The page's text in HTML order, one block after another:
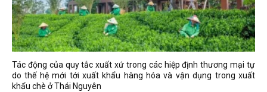
Tác động của quy tắc xuất xứ trong các hiệp định thương mại tự
do thế hệ mới tới xuất khẩu hàng hóa và vận dụng trong xuất
khẩu chè ở Thái Nguyên